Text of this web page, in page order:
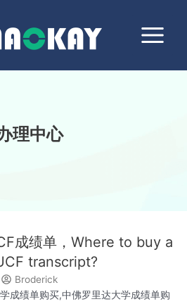
Menu
理中心
成绩单，Where to buy a
transcript?
Broderick
成绩单购买,中佛罗里达大学成绩单购